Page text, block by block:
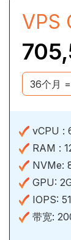
VPS
vCPU :
RAM :
NVMe:
GPU:
IOPS:
带宽: